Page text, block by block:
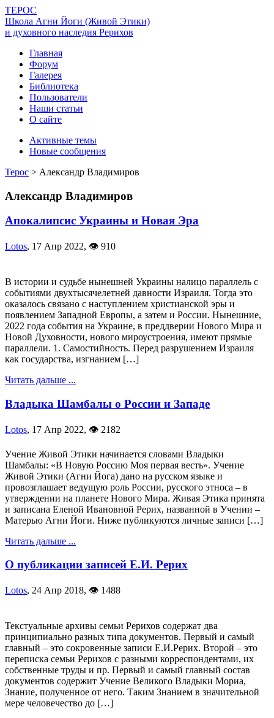
ТЕРОС
Школа Агни Йоги (Живой Этики)
и духовного наследия Рерихов
Главная
Форум
Галерея
Библиотека
Пользователи
Наши статьи
О сайте
Активные темы
Новые сообщения
Терос > Александр Владимиров
Александр Владимиров
Апокалипсис Украины и Новая Эра
Lotos, 17 Апр 2022, 👁 910
В истории и судьбе нынешней Украины налицо параллель с
событиями двухтысячелетней давности Израиля. Тогда это
оказалось связано с наступлением христианской эры и
появлением Западной Европы, а затем и России. Нынешние,
2022 года события на Украине, в преддверии Нового Мира и
Новой Духовности, нового мироустроения, имеют прямые
параллели. 1. Самостийность. Перед разрушением Израиля
как государства, изгнанием […]
Читать дальше ...
Владыка Шамбалы о России и Западе
Lotos, 17 Апр 2022, 👁 2182
Учение Живой Этики начинается словами Владыки
Шамбалы: «В Новую Россию Моя первая весть». Учение
Живой Этики (Агни Йога) дано на русском языке и
провозглашает ведущую роль России, русского этноса – в
утверждении на планете Нового Мира. Живая Этика принята
и записана Еленой Ивановной Рерих, названной в Учении –
Матерью Агни Йоги. Ниже публикуются личные записи […]
Читать дальше ...
О публикации записей Е.И. Рерих
Lotos, 24 Апр 2018, 👁 1488
Текстуальные архивы семьи Рерихов содержат два
принципиально разных типа документов. Первый и самый
главный – это сокровенные записи Е.И.Рерих. Второй – это
переписка семьи Рерихов с разными корреспондентами, их
собственные труды и пр. Первый и самый главный состав
документов содержит Учение Великого Владыки Мориа,
Знание, полученное от него. Таким Знанием в значительной
мере человечество до […]